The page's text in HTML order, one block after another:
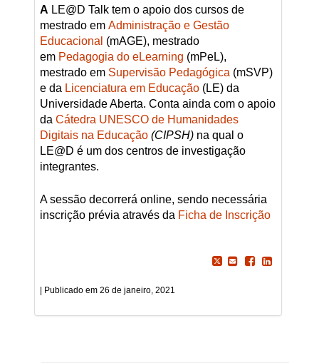
A LE@D Talk tem o apoio dos cursos de
mestrado em Administração e Gestão
Educacional (mAGE), mestrado
em Pedagogia do eLearning (mPeL),
mestrado em Supervisão Pedagógica (mSVP)
e da Licenciatura em Educação(LE) da
Universidade Aberta. Conta ainda com o apoio
da Cátedra UNESCO de Humanidades
Digitais na Educação(CIPSH) na qual o
LE@D é um dos centros de investigação
integrantes.
A sessão decorrerá online, sendo necessária
inscrição prévia através da Ficha de Inscrição
26 de janeiro, 2021